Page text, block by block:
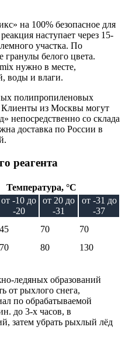
на 100% безопасное для
наступает через 15-
участка. По
белого цвета.
нужно в месте,
воды и влаги.
полипропиленовых
Клиенты из Москвы могут
непосредственно со склада
доставка по России в
реагента
Температура, °C
от -10 до
-20
от 20 до
-31
от -31 до
-37
45 70
70
70 80 130
ледяных образований
от рыхлого снега,
по обрабатываемой
до 3-х часов, в
затем убрать рыхлый лёд